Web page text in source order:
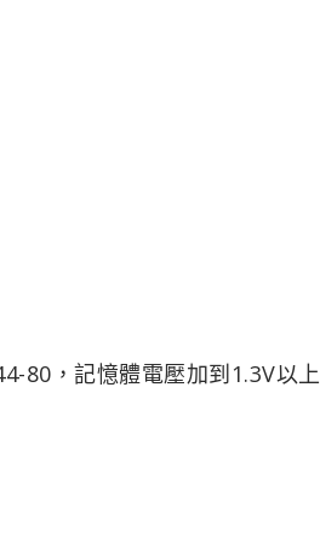
80，記憶體電壓加到1.3V以